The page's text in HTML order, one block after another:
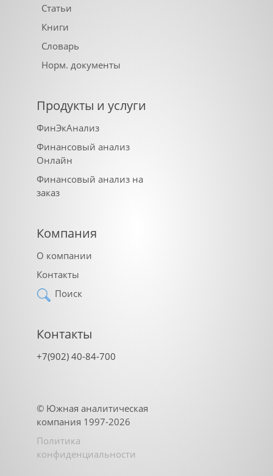
Статьи
Книги
Словарь
Норм. документы
Продукты и услуги
ФинЭкАнализ
Финансовый анализ
Онлайн
Финансовый анализ на
заказ
Компания
О компании
Контакты
Поиск
Контакты
+7(902) 40-84-700
© Южная аналитическая
компания 1997-2026
Политика
конфиденциальности